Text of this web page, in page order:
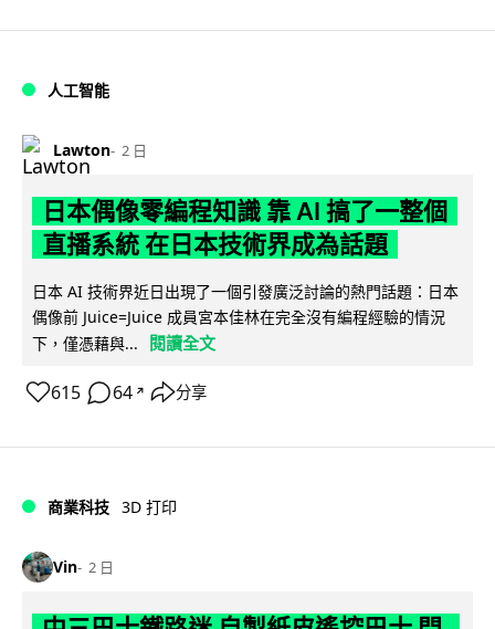
人工智能
Lawton 2 日
日本偶像零編程知識 靠 AI 搞了一整個
直播系統 在日本技術界成為話題
日本 AI 技術界近日出現了一個引發廣泛討論的熱門話題：日本
偶像前 Juice=Juice 成員宮本佳林在完全沒有編程經驗的情況
下，僅憑藉與...
閱讀全文
615 64 ↗ 分享
商業科技 3D 打印
Vin 2 日